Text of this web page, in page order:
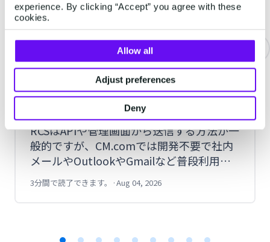
experience. By clicking “Accept” you agree with these
cookies.
Allow all
Adjust preferences
Deny
企業がRCSをメールソフトから送信す
る方法とは？実際にOutlookで送信し
てみた手順を紹介
RCSはAPIや管理画面から送信する方法が一
般的ですが、CM.comでは開発不要で社内
メールやOutlookやGmailなど普段利用し
ているメールソフトやPORTERSなどのメ
ール送信システムからも送信できます。今
3分間で読了できます。 ·Aug 04, 2026